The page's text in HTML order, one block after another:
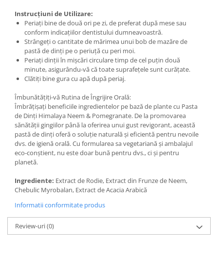
Instrucțiuni de Utilizare:
Periați bine de două ori pe zi, de preferat după mese sau
conform indicațiilor dentistului dumneavoastră.
Strângeți o cantitate de mărimea unui bob de mazăre de
pastă de dinți pe o periuță cu peri moi.
Periați dinții în mișcări circulare timp de cel puțin două
minute, asigurându-vă că toate suprafețele sunt curățate.
Clătiți bine gura cu apă după periaj.
Îmbunătățiți-vă Rutina de Îngrijire Orală:
Îmbrățișați beneficiile ingredientelor pe bază de plante cu Pasta
de Dinți Himalaya Neem & Pomegranate. De la promovarea
sănătății gingiilor până la oferirea unui gust revigorant, această
pastă de dinți oferă o soluție naturală și eficientă pentru nevoile
dvs. de igienă orală. Cu formularea sa vegetariană și ambalajul
eco-conștient, nu este doar bună pentru dvs., ci și pentru
planetă.
Ingrediente: Extract de Rodie, Extract din Frunze de Neem,
Chebulic Myrobalan, Extract de Acacia Arabică
Informatii conformitate produs
Review-uri(0)